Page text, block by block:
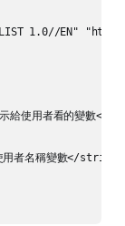
1.0//EN"
使用者看的變數</
者名稱變數</string>